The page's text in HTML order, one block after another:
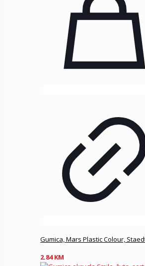
Gumica, Mars Plastic Colour,
2.84KM